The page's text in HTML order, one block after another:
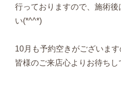
行っておりますので、施術
い(*^^*)
10月も予約空きがございます
皆様のご来店心よりお待ちし